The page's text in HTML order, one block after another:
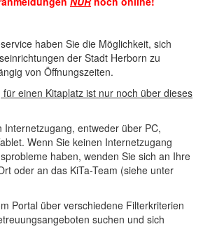
haben Sie die Möglichkeit, sich
der Stadt Herborn zu
von Öffnungszeiten.
für einen Kitaplatz ist nur noch über dieses
Internetzugang, entweder über PC,
Wenn Sie keinen Internetzugang
haben, wenden Sie sich an Ihre
oder an das KiTa-Team (siehe unter
Portal über verschiedene Filterkriterien
suchen und sich